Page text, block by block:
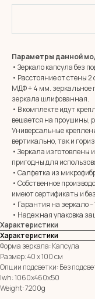
Параметры данной
• Зеркало капсула без
• Расстояние от стены
МДФ + 4 мм. зеркальное
зеркала шлифованная.
• В комплекте идут
вешается на проушины,
Универсальные
вертикально, так и
• Зеркала изготовлены
пригодны для
• Салфетка из
• Собственное
имеют сертификаты и
• Гарантия на зеркало –
• Надежная упаковка
Характеристики
Характеристики
Форма зеркала: Капсула
Размер: 40 х 100 см
Опции подсветки: Без
lwh: 1060x460x50
Weight: 7200g
MIRROR ROOM
+7 (961) 595-72-73
E-mail:
Адрес: 350037, г. Краснодар,
х. им. Ленина, ДНТ Виктория,
ул. Казачья, д. 2А
zerkala@ksk23.ru
Остались вопросы?
Оставь заявку и мы с
Имя